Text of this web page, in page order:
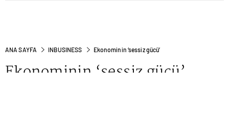
ANA SAYFA INBUSINESS Ekonominin ‘sessiz gücü’
Ekonominin ‘sessiz gücü’